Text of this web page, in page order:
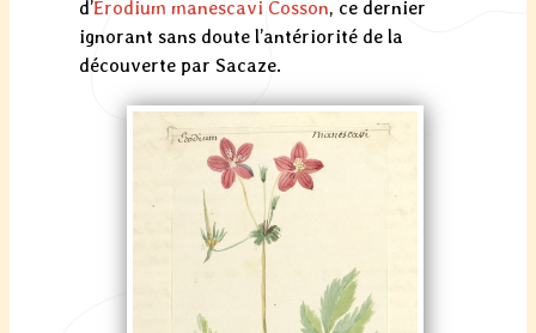
d’Erodium manescavi Cosson, ce dernier
ignorant sans doute l’antériorité de la
découverte par Sacaze.